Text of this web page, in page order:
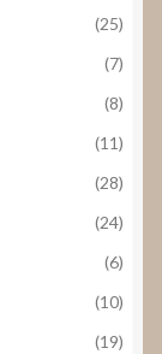
(25)
(7)
(8)
(11)
(28)
(24)
(6)
(10)
(19)